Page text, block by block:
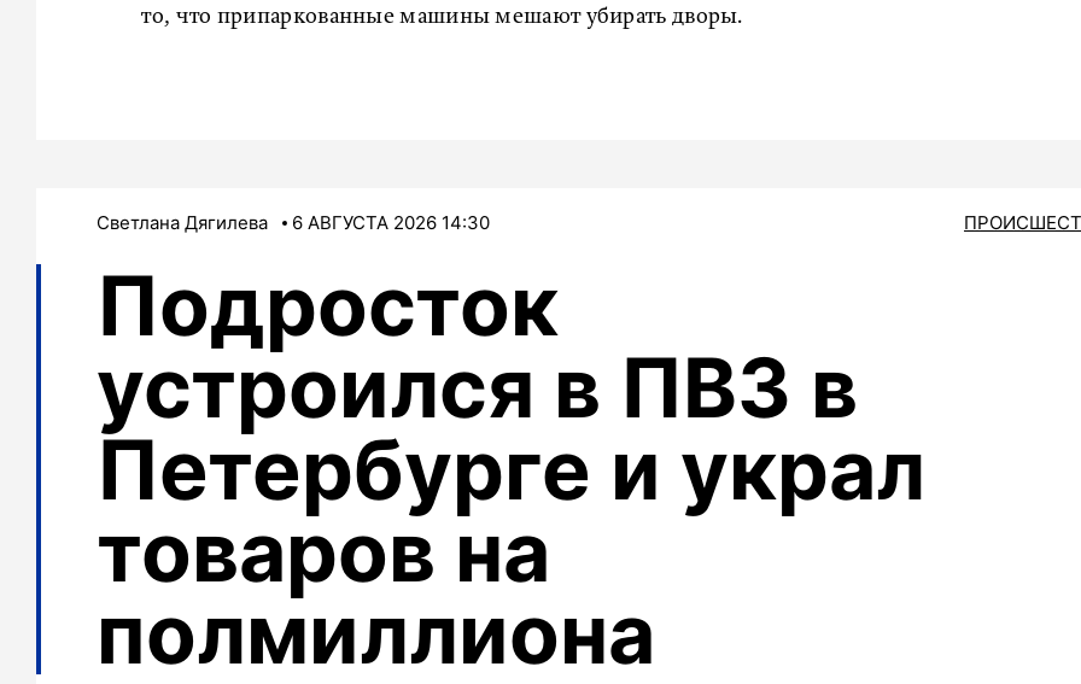
то, что припаркованные машины мешают убирать дворы.
Светлана Дягилева 6 АВГУСТА 2026 14:30
Подросток
устроился в ПВЗ в
Петербурге и украл
товаров на
полмиллиона